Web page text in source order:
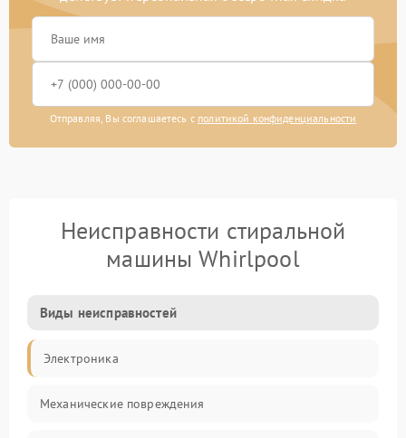
Отправляя, Вы соглашаетесь с политикой конфиденциальности
Неисправности стиральной
машины Whirlpool
Виды неисправностей
Электроника
Механические повреждения